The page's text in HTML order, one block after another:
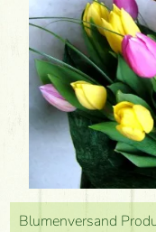
Blumenversand